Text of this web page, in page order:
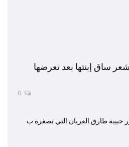
ساق إبنتها بعد تعرضها
حبيبة طارق العريان التي تصغره ب